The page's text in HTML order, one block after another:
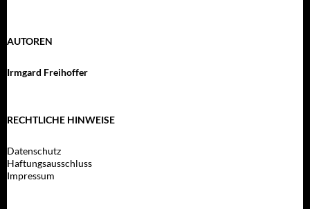
AUTOREN
Irmgard Freihoffer
RECHTLICHE HINWEISE
Datenschutz
Haftungsausschluss
Impressum